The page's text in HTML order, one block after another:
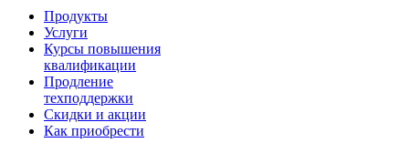
Продукты
Услуги
Курсы повышения
квалификации
Продление
техподдержки
Скидки и акции
Как приобрести